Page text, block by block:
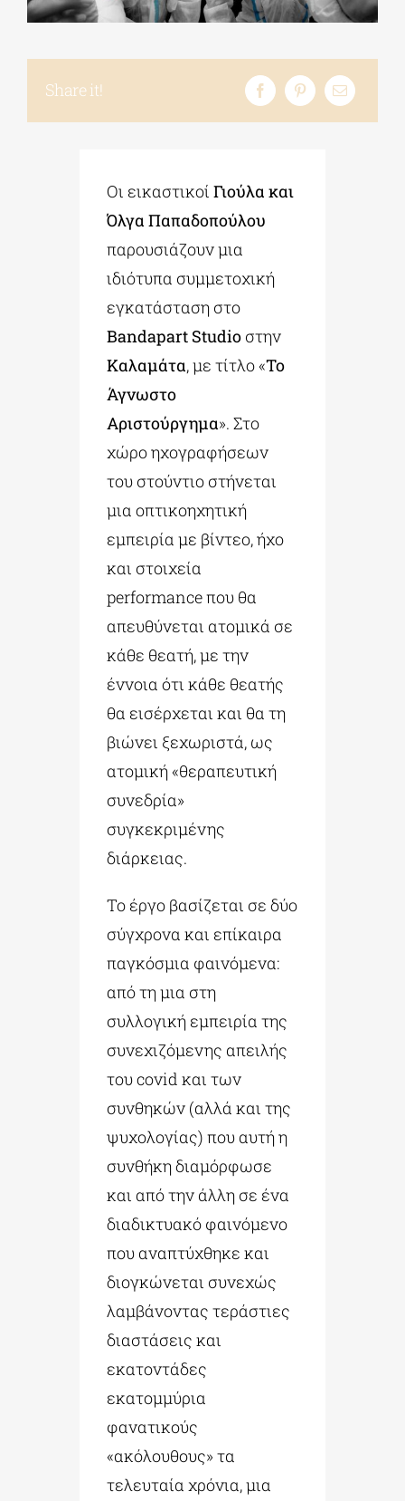
Share it!
Οι εικαστικοίΓιούλα και
Όλγα Παπαδοπούλου
παρουσιάζουν μια
ιδιότυπα συμμετοχική
εγκατάσταση στο
Bandapart Studio στην
Καλαμάτα, με τίτλο «Το
Άγνωστο
Αριστούργημα». Στο
χώρο ηχογραφήσεων
του στούντιο στήνεται
μια οπτικοηχητική
εμπειρία με βίντεο, ήχο
και στοιχεία
performance που θα
απευθύνεται ατομικά σε
κάθε θεατή, με την
έννοια ότι κάθε θεατής
θα εισέρχεται και θα τη
βιώνει ξεχωριστά, ως
ατομική «θεραπευτική
συνεδρία»
συγκεκριμένης
διάρκειας.
Το έργο βασίζεται σε δύο
σύγχρονα και επίκαιρα
παγκόσμια φαινόμενα:
από τη μια στη
συλλογική εμπειρία της
συνεχιζόμενης απειλής
του covid και των
συνθηκών (αλλά και της
ψυχολογίας) που αυτή η
συνθήκη διαμόρφωσε
και από την άλλη σε ένα
διαδικτυακό φαινόμενο
που αναπτύχθηκε και
διογκώνεται συνεχώς
λαμβάνοντας τεράστιες
διαστάσεις και
εκατοντάδες
εκατομμύρια
φανατικούς
«ακόλουθους» τα
τελευταία χρόνια, μια